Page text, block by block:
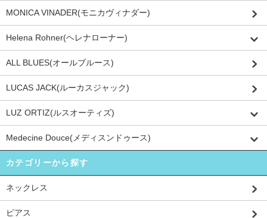
MONICA VINADER(モニカヴィナダー)
Helena Rohner(ヘレナローナー)
ALL BLUES(オールブルース)
LUCAS JACK(ルーカスジャック)
LUZ ORTIZ(ルスオーティズ)
Medecine Douce(メディスンドゥース)
カテゴリーから探す
ネックレス
ピアス